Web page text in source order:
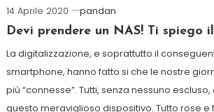
14 Aprile 2020
pandan
Devi prendere un NAS! Ti spiego
La digitalizzazione, e soprattutto il
smartphone, hanno fatto si che le nostre
più “connesse”. Tutti, senza nessuno
questo meraviglioso dispositivo. Tutto rose e